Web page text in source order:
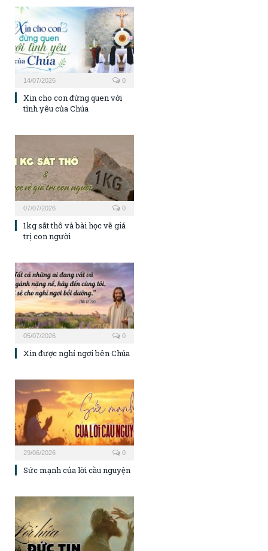
14/07/2026 0
Xin cho con đừng quen với
tình yêu của Chúa
07/07/2026 0
1kg sắt thô và bài học về giá
trị con người
05/07/2026 0
Xin được nghỉ ngơi bên Chúa
29/06/2026 0
Sức mạnh của lời cầu nguyện